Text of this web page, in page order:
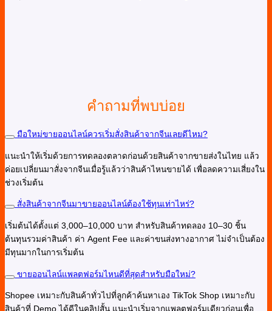
คำถามที่พบบ่อย
มือใหม่ขายออนไลน์ควรเริ่มสั่งสินค้าจากจีนเลยดีไหม?
แนะนำให้เริ่มด้วยการทดลองตลาดก่อนด้วยสินค้าจากขายส่งในไทย แล้ว
ค่อยเปลี่ยนมาสั่งจากจีนเมื่อรู้แล้วว่าสินค้าไหนขายได้ เพื่อลดความเสี่ยงใน
ช่วงเริ่มต้น
สั่งสินค้าจากจีนมาขายออนไลน์ต้องใช้ทุนเท่าไหร่?
เริ่มต้นได้ตั้งแต่ 3,000–10,000 บาท สำหรับสินค้าทดลอง 10–30 ชิ้น
ต้นทุนรวมค่าสินค้า ค่า Agent Fee และค่าขนส่งทางอากาศ ไม่จำเป็นต้อง
มีทุนมากในการเริ่มต้น
ขายออนไลน์แพลตฟอร์มไหนดีที่สุดสำหรับมือใหม่?
Shopee เหมาะกับสินค้าทั่วไปที่ลูกค้าค้นหาเอง TikTok Shop เหมาะกับ
สินค้าที่ Demo ได้ดีในคลิปสั้น แนะนำเริ่มจากแพลตฟอร์มเดียวก่อนเพื่อ